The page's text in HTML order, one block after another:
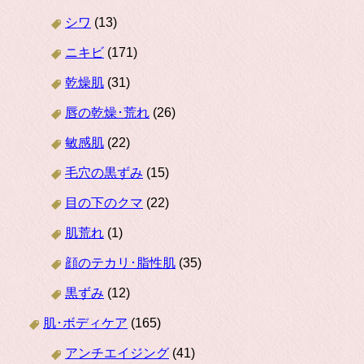
シワ (13)
ニキビ (171)
乾燥肌 (31)
唇の乾燥･荒れ (26)
敏感肌 (22)
毛穴の黒ずみ (15)
目の下のクマ (22)
肌荒れ (1)
顔のテカリ･脂性肌 (35)
黒ずみ (12)
肌･ボディケア (165)
アンチエイジング (41)